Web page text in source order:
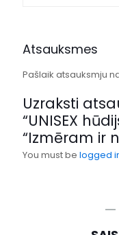
Atsauksmes
Pašlaik atsauksmju
Uzraksti
“UNISEX
“Izmēram ir
You must be logged